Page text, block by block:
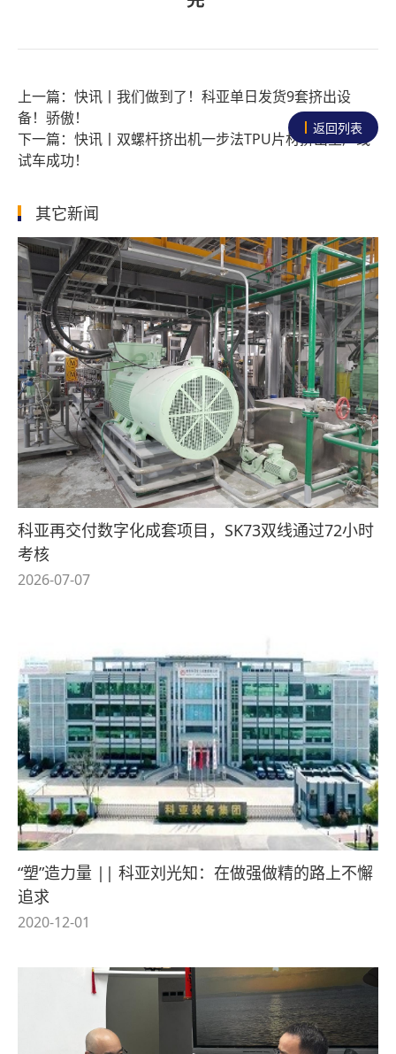
快讯丨我们做到了！科亚单日发货9套挤出设
备！骄傲！
快讯丨双螺杆挤出机一步法TPU片材挤出生产线
试车成功！
返回列表
其它新闻
科亚再交付数字化成套项目，SK73双线通过72小时
考核
2026-07-07
“塑”造力量 || 科亚刘光知：在做强做精的路上不懈
追求
2020-12-01